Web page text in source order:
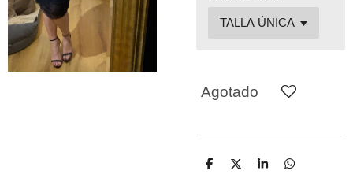
Agotado
C
C
C
C